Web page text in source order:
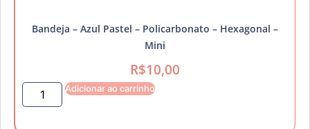
Bandeja – Azul Pastel – Policarbonato – Hexagonal –
Mini
R$10,00
Adicionar ao carrinho